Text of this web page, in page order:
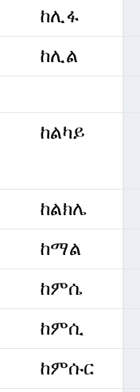
ከሊፋ
ከሊል
ከልካይ
ከልክሌ
ከማል
ከምሴ
ከምሲ
ከምሱር